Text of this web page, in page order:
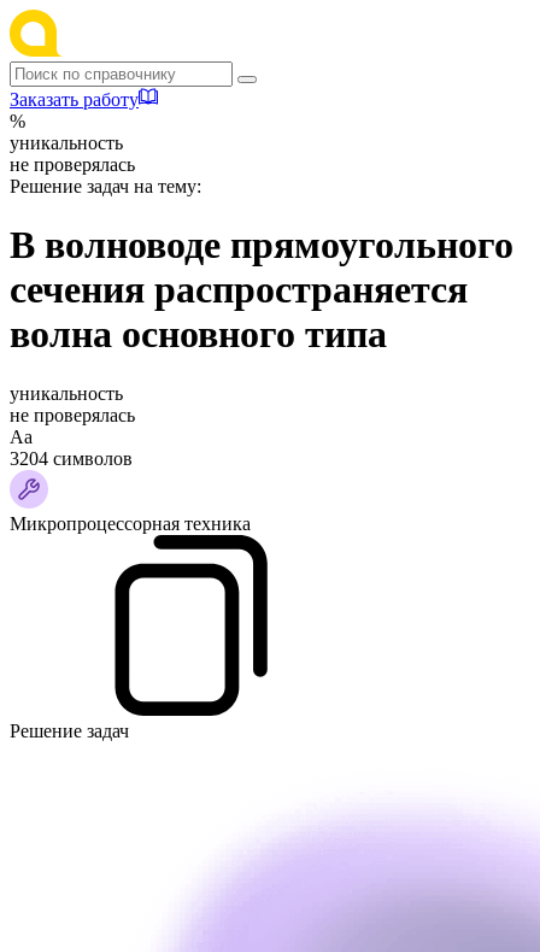
Заказать работу
%
уникальность
не проверялась
Решение задач на тему:
В волноводе прямоугольного
сечения распространяется
волна основного типа
уникальность
не проверялась
Аа
3204 символов
Микропроцессорная техника
Решение задач